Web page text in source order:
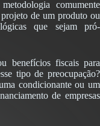
comumente
de um produto ou
que sejam pró-
benefícios fiscais para
tipo de preocupação?
condicionante ou um
de empresas